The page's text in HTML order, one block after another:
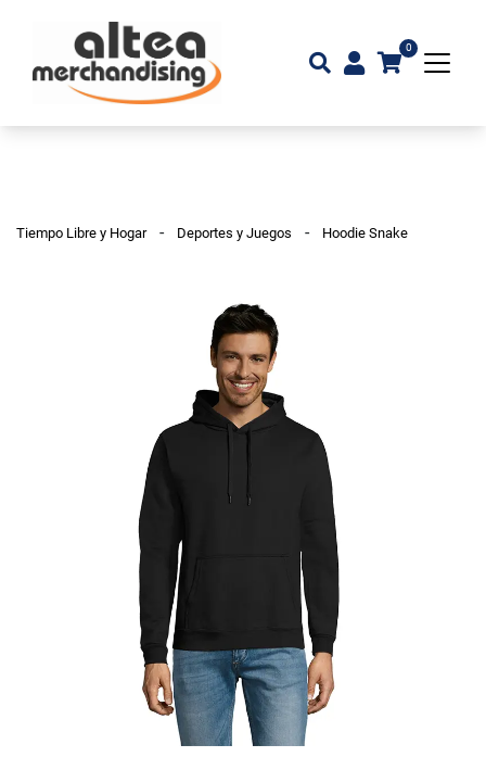
0
Tiempo Libre y Hogar - Deportes y Juegos - Hoodie Snake